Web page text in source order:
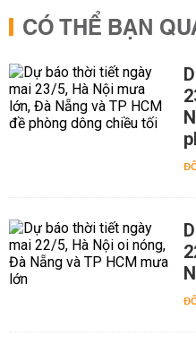
CÓ THỂ BẠN